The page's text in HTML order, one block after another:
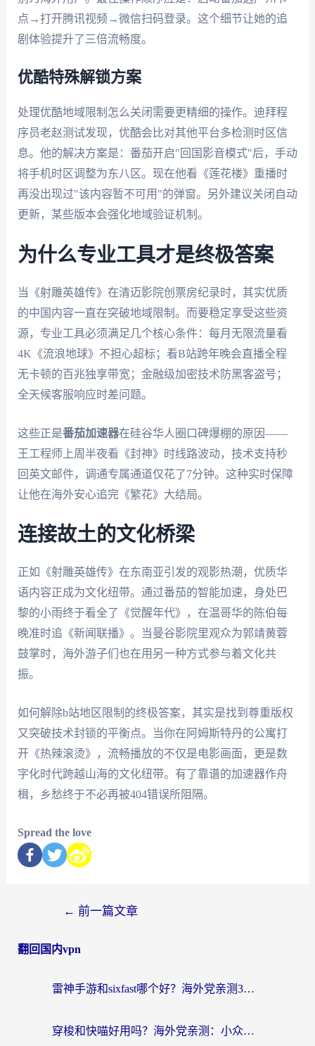
点→打开腾讯视频→微信扫码登录。这个细节让她的追
剧体验提升了三倍流畅度。
优酷特殊解锁方案
处理优酷地域限制怎么关闭需要更精细的操作。迪拜程
序员老赵测试发现，优酷会比对其他平台多检测时区信
息。他的解决方案是：番茄开启"回国影音模式"后，手动
将手机时区调整为东八区。现在他看《莲花楼》重播时
再没出现过"该内容暂不可用"的弹窗。另外建议关闭自动
更新，某些版本会强化地域验证机制。
为什么专业工具才是终极答案
当《射雕英雄传》在清迈影院创票房纪录时，其实优质
的中国内容一直在突破地域限制。而要稳定享受这些资
源，专业工具必须满足几个核心条件：每月无限流量看
4K《流浪地球》不担心超标；看B站跨年晚会直播全程
无卡顿的百兆独享带宽；金融级加密技术防黑客盗号；
全天候客服响应时差问题。
这些正是番茄加速器在硅谷华人圈口碑爆棚的原因——
王工程师上周半夜看《封神》时线路波动，技术支持秒
回英文邮件，调通专属通道仅花了7分钟。这种实时保障
让他在海外安心追完《繁花》大结局。
连接故土的文化桥梁
正如《射雕英雄传》在东南亚引发的观影热潮，优质华
语内容正成为文化纽带。通过番茄的智能加速，身处巴
黎的小雨终于看全了《觉醒年代》，在温哥华的陈伯每
晚准时追《新闻联播》。当曼谷影院里观众为郭靖黄蓉
鼓掌时，海外游子们也在用另一种方式参与着文化共
振。
如何解除b站地区限制的终极答案，其实是找到尊重版权
又突破技术封锁的平衡点。当你在阿姆斯特丹的公寓打
开《热辣滚烫》，流畅播放的不仅是电影画面，更是数
字化时代跨越山海的文化纽带。有了靠谱的加速器作舟
楫，乡愁终于不必再被404错误所阻隔。
Spread the love
← 前一篇文章
翻回国内vpn
雷神手游和sixfast哪个好？海外党亲测3款回国加速器，教你选对不踩坑
穿梭和快喵好用吗？海外党亲测：小众加速器对比+番茄加速器深度体验